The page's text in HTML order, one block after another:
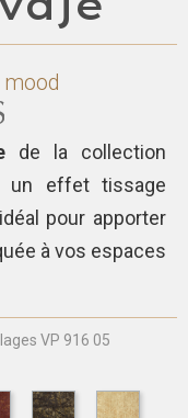
de la collection
un effet tissage
pour apporter
à vos espaces
VP 916 05